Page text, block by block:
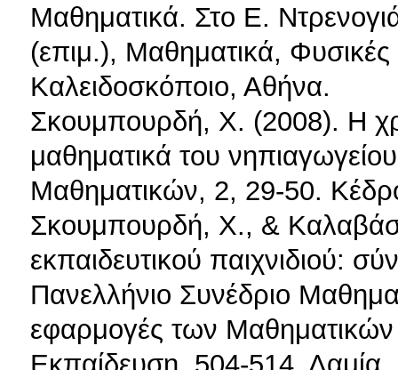
Μαθηματικά. Στο Ε.
(επιμ.), Μαθηματικά, Φυσικές
Καλειδοσκόποιο, Αθήνα.
Σκουμπουρδή, Χ. (2008). Η
μαθηματικά του
Μαθηματικών, 2, 29-50.
Σκουμπουρδή, Χ., &
εκπαιδευτικού παιχνιδιού:
Πανελλήνιο Συνέδριο
εφαρμογές των Μαθηματικών